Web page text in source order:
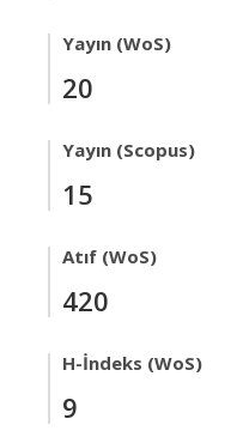
Yayın (WoS)
20
Yayın (Scopus)
15
Atıf (WoS)
420
H-İndeks (WoS)
9